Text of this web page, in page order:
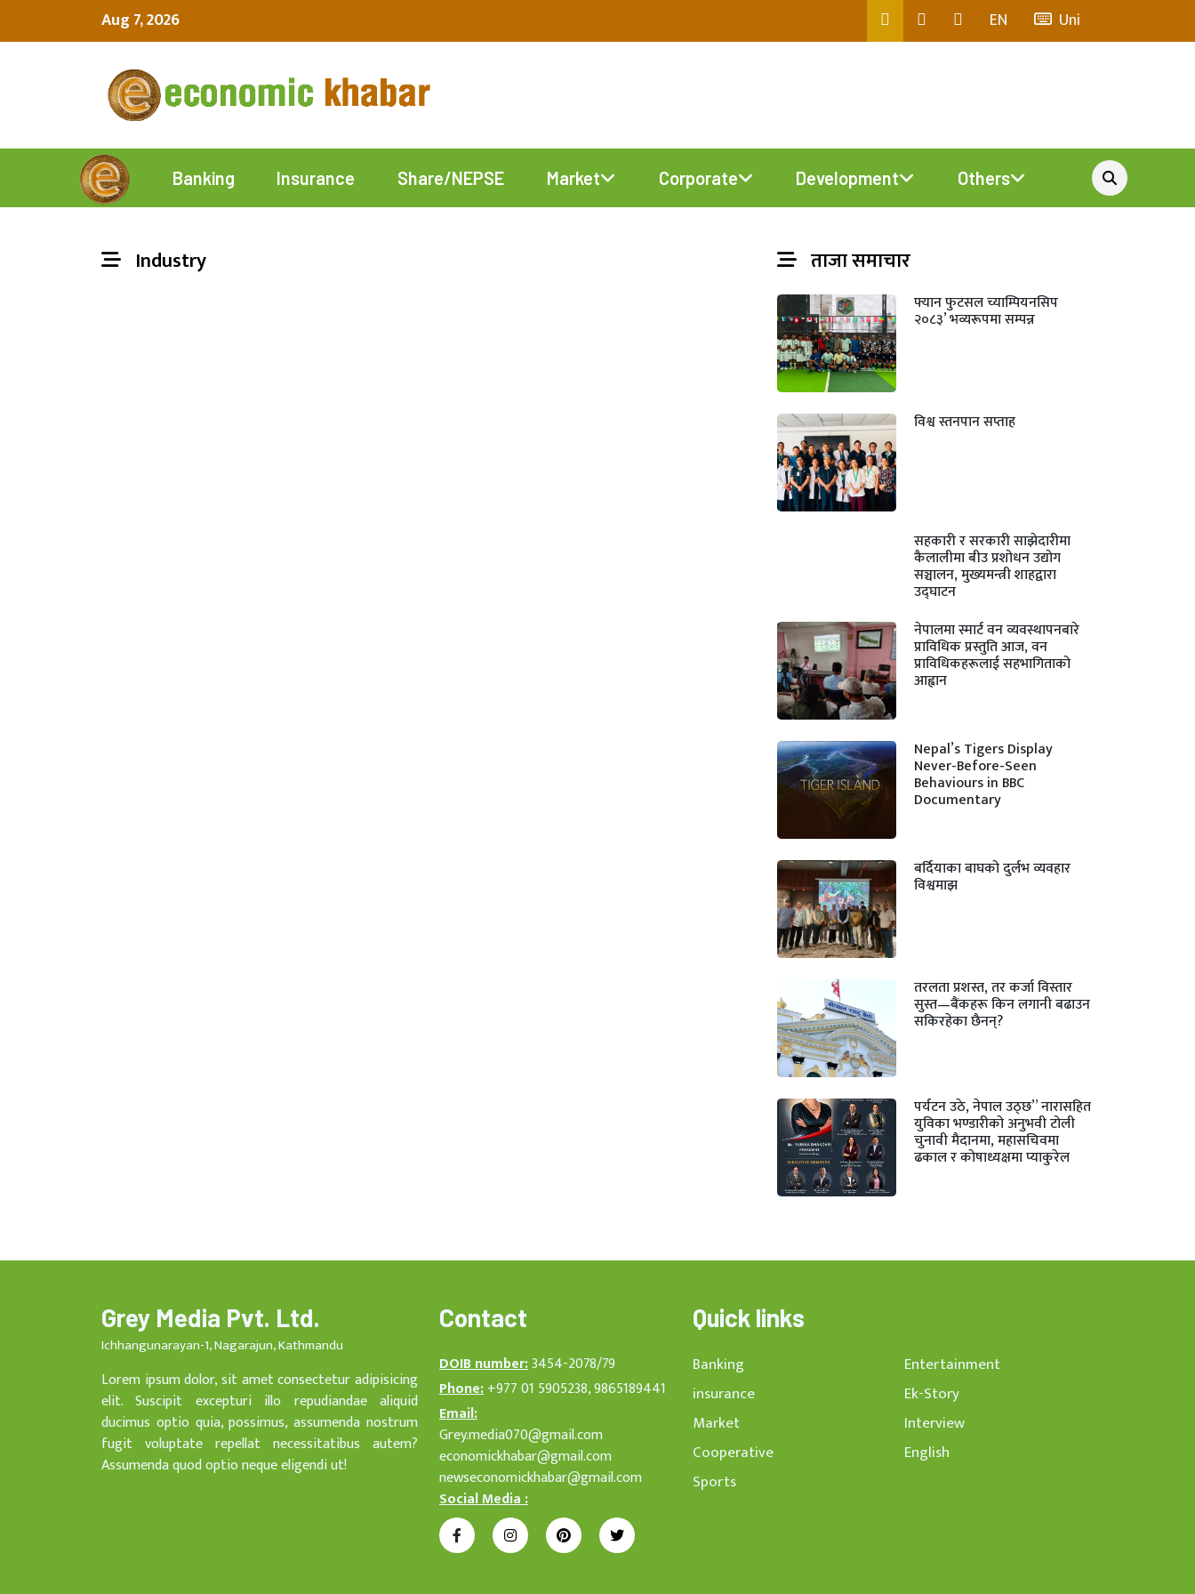
Aug 7, 2026 EN Uni
Banking Insurance Share/NEPSE Market Corporate Development Others
Industry ताजा समाचार
फ्यान फुटसल च्याम्पियनसिप
२०८३’ भव्यरूपमा सम्पन्न
विश्व स्तनपान सप्ताह
सहकारी र सरकारी साझेदारीमा
कैलालीमा बीउ प्रशोधन उद्योग
सञ्चालन, मुख्यमन्त्री शाहद्वारा
उद्घाटन
नेपालमा स्मार्ट वन व्यवस्थापनबारे
प्राविधिक प्रस्तुति आज, वन
प्राविधिकहरूलाई सहभागिताको
आह्वान
Nepal’s Tigers Display
Never-Before-Seen
Behaviours in BBC
Documentary
बर्दियाका बाघको दुर्लभ व्यवहार
विश्वमाझ
तरलता प्रशस्त, तर कर्जा विस्तार
सुस्त—बैंकहरू किन लगानी बढाउन
सकिरहेका छैनन्?
पर्यटन उठे, नेपाल उठ्छ” नारासहित
युविका भण्डारीको अनुभवी टोली
चुनावी मैदानमा, महासचिवमा
ढकाल र कोषाध्यक्षमा प्याकुरेल
Grey Media Pvt. Ltd.
Ichhangunarayan-1, Nagarajun, Kathmandu
Lorem ipsum dolor, sit amet consectetur adipisicing
elit. Suscipit excepturi illo repudiandae aliquid
ducimus optio quia, possimus, assumenda nostrum
fugit voluptate repellat necessitatibus autem?
Assumenda quod optio neque eligendi ut!
Contact
DOIB number:3454-2078/79
Phone:+977 01 5905238, 9865189441
Email:
Grey.media070@gmail.com
economickhabar@gmail.com
newseconomickhabar@gmail.com
Social Media :
Quick links
Banking
insurance
Market
Cooperative
Sports
Entertainment
Ek-Story
Interview
English